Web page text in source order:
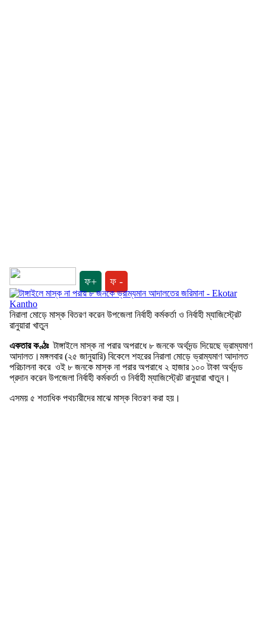
ফ+ ফ -
নিরালা মোড়ে মাস্ক বিতরণ করেন উপজেলা নির্বাহী কর্মকর্তা ও নির্বাহী ম্যাজিস্ট্রেট
রানুয়ারা খাতুন
একতার কণ্ঠঃটাঙ্গাইলে মাস্ক না পরার অপরাধে ৮ জনকে অর্থদন্ড দিয়েছে ভ্রাম্যমাণ
আদালত।মঙ্গলবার (২৫ জানুয়ারি) বিকেলে শহরের নিরালা মোড়ে ভ্রাম্যমাণ আদালত
পরিচালনা করে ওই ৮ জনকে মাস্ক না পরার অপরাধে ২ হাজার ১০০ টাকা অর্থদন্ড
প্রদান করেন উপজেলা নির্বাহী কর্মকর্তা ও নির্বাহী ম্যাজিস্ট্রেট রানুয়ারা খাতুন।
এসময় ৫ শতাধিক পথচারীদের মাঝে মাস্ক বিতরণ করা হয়।